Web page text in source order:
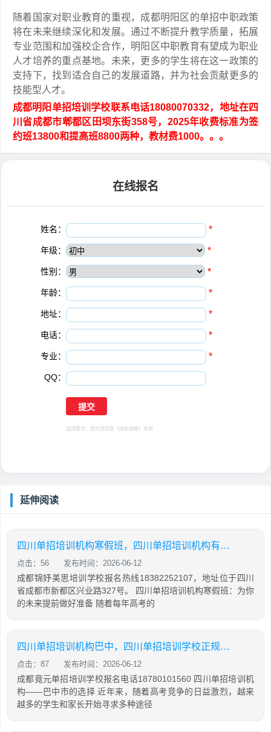
随着国家对职业教育的重视，成都明阳区的单招中职政策
将在未来继续深化和发展。通过不断提升教学质量，拓展
专业范围和加强校企合作，明阳区中职教育有望成为职业
人才培养的重点基地。未来，更多的学生将在这一政策的
支持下，找到适合自己的发展道路，并为社会贡献更多的
技能型人才。
成都明阳单招培训学校联系电话18080070332，地址在四
川省成都市郫都区田坝东街358号，2025年收费标准为签
约班13800和提高班8800两种，教材费1000。。。
在线报名
姓名： *
年级： *
性别： *
年龄： *
地址： *
电话： *
专业： *
QQ：
选择提交，视为您同意 《隐私保障》 条例
延伸阅读
四川单招培训机构寒假班，四川单招培训机构有哪些
点击：56 发布时间：2026-06-12
成都锦妤美思培训学校报名热线18382252107，地址位于四川
省成都市新都区兴业路327号。 四川单招培训机构寒假班：为你
的未来提前做好准备 随着每年高考的
四川单招培训机构巴中，四川单招培训学校正规学校
点击：87 发布时间：2026-06-12
成都竟元单招培训学校报名电话18780101560 四川单招培训机
构——巴中市的选择 近年来，随着高考竞争的日益激烈，越来
越多的学生和家长开始寻求多种途径